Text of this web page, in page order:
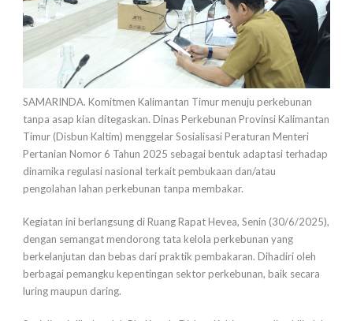
SAMARINDA. Komitmen Kalimantan Timur menuju perkebunan
tanpa asap kian ditegaskan. Dinas Perkebunan Provinsi Kalimantan
Timur (Disbun Kaltim) menggelar Sosialisasi Peraturan Menteri
Pertanian Nomor 6 Tahun 2025 sebagai bentuk adaptasi terhadap
dinamika regulasi nasional terkait pembukaan dan/atau
pengolahan lahan perkebunan tanpa membakar.
Kegiatan ini berlangsung di Ruang Rapat Hevea, Senin (30/6/2025),
dengan semangat mendorong tata kelola perkebunan yang
berkelanjutan dan bebas dari praktik pembakaran. Dihadiri oleh
berbagai pemangku kepentingan sektor perkebunan, baik secara
luring maupun daring.